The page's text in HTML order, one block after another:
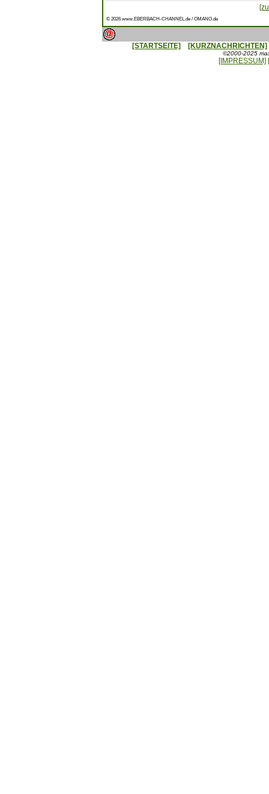
© 2026 www.EBERBACH-CHANNEL.de / OMANO.de
[STARTSEITE] [KURZNACHRICHTEN]
©2000-2025
[IMPRESSUM]